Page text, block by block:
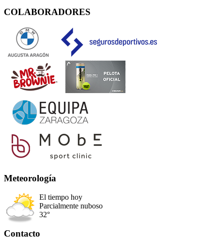
COLABORADORES
Meteorología
El tiempo hoy
Parcialmente nuboso
32°
Contacto